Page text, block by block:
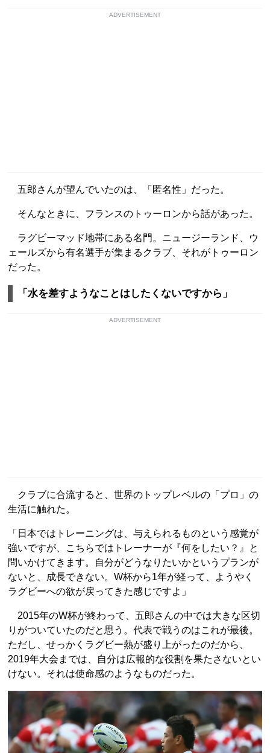
ADVERTISEMENT
五郎さんが望んでいたのは、「匿名性」だった。
そんなときに、フランスのトゥーロンから話があった。
ラグビーマッド地帯にある名門。ニュージーランド、ウ
ェールズから有名選手が集まるクラブ、それがトゥーロン
だった。
「水を差すようなことはしたくないですから」
ADVERTISEMENT
クラブに合流すると、世界のトップレベルの「プロ」の
生活に触れた。
「日本ではトレーニングは、与えられるものという感覚が
強いですが、こちらではトレーナーが『何をしたい？』と
問いかけてきます。自分がどうなりたいかというプランが
ないと、成長できない。W杯から1年が経って、ようやく
ラグビーへの欲が戻ってきた感じですよ」
2015年のW杯が終わって、五郎さんの中では大きな区切
りがついていたのだと思う。代表で戦うのはこれが最後。
ただし、せっかくラグビー熱が盛り上がったのだから、
2019年大会までは、自分は広報的な役割を果たさないとい
けない。それは使命感のようなものだった。